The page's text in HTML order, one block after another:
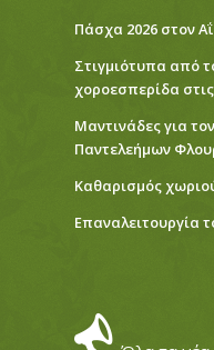
Πάσχα 2026 στον
Στιγμιότυπα από
χοροεσπερίδα στις
Μαντινάδες για
Παντελεήμων
Καθαρισμός
Eπαναλειτουργία